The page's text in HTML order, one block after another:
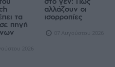
τα
πηγή
2026
στο γεν: Πώς
αλλάζουν οι
ισορροπίες
07 Αυγούστου 2026